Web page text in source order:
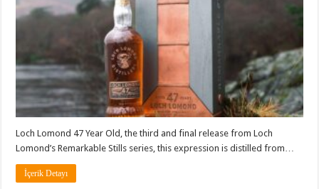
Loch Lomond 47 Year Old, the third and final release from Loch
Lomond’s Remarkable Stills series, this expression is distilled from…
İçerik Detayı